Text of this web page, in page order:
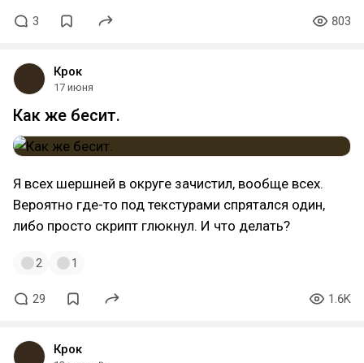
3 803
Крок
17 июня
Как же бесит.
Я всех шершней в округе зачистил, вообще всех.
Вероятно где-то под текстурами спрятался один,
либо просто скрипт глюкнул. И что делать?
2 1
29 1.6K
Крок